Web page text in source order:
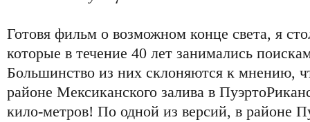
Готовя фильм о возможном конце света, я
которые в течение 40 лет занимались
Большинство из них склоняются к мнению,
районе Мексиканского залива в
кило-метров! По одной из версий, в районе